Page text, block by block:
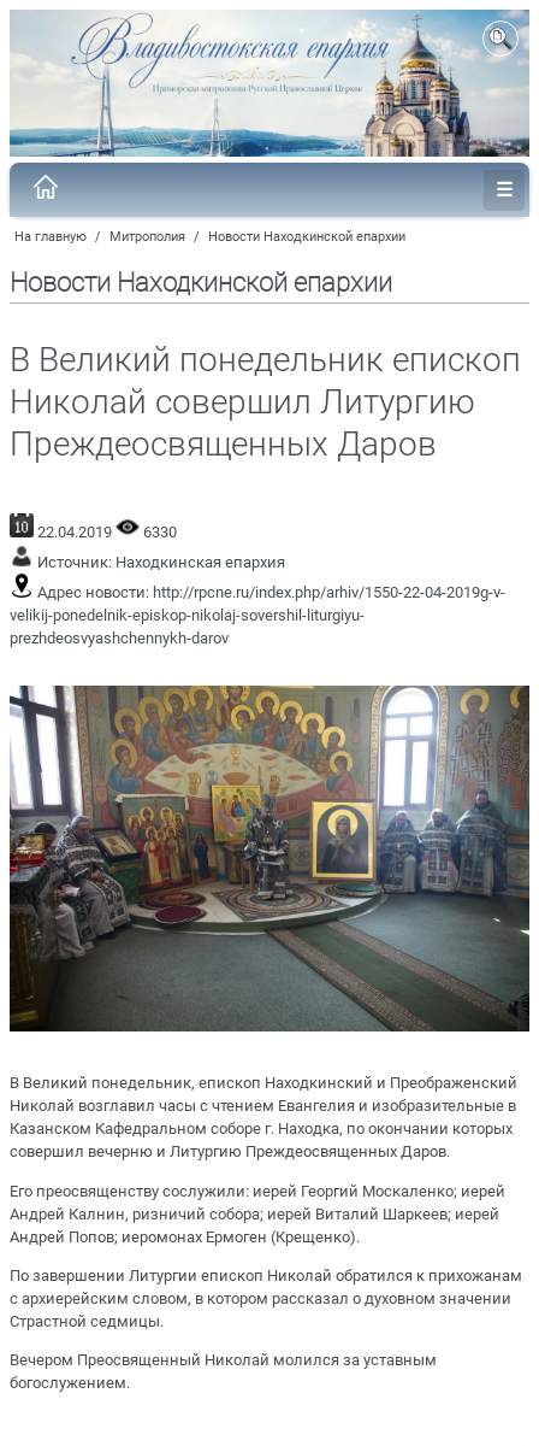
На главную / Митрополия / Новости Находкинской епархии
Новости Находкинской епархии
В Великий понедельник епископ
Николай совершил Литургию
Преждеосвященных Даров
22.04.2019
6330
Источник: Находкинская епархия
Адрес новости: http://rpcne.ru/index.php/arhiv/1550-22-04-2019g-v-
velikij-ponedelnik-episkop-nikolaj-sovershil-liturgiyu-
prezhdeosvyashchennykh-darov
В Великий понедельник, епископ Находкинский и Преображенский
Николай возглавил часы с чтением Евангелия и изобразительные в
Казанском Кафедральном соборе г. Находка, по окончании которых
совершил вечерню и Литургию Преждеосвященных Даров.
Его преосвященству сослужили: иерей Георгий Москаленко; иерей
Андрей Калнин, ризничий собора; иерей Виталий Шаркеев; иерей
Андрей Попов; иеромонах Ермоген (Крещенко).
По завершении Литургии епископ Николай обратился к прихожанам
с архиерейским словом, в котором рассказал о духовном значении
Страстной седмицы.
Вечером Преосвященный Николай молился за уставным
богослужением.